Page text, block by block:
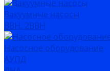
Вакуумные насосы
ВВН, 2ВВН
Насосное оборудование
АУПД